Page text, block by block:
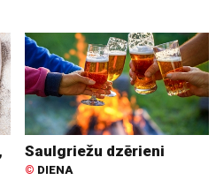
Saulgriežu dzērieni
© DIENA